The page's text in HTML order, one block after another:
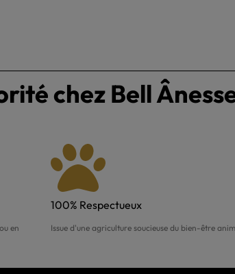
chez Bell
en
100% Respectueux
Issue d'une agriculture soucieuse du bien-être